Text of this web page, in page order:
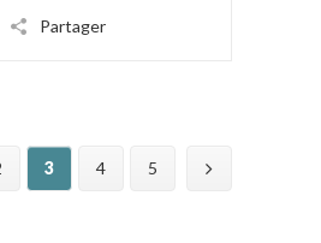
Partager
3 4 5